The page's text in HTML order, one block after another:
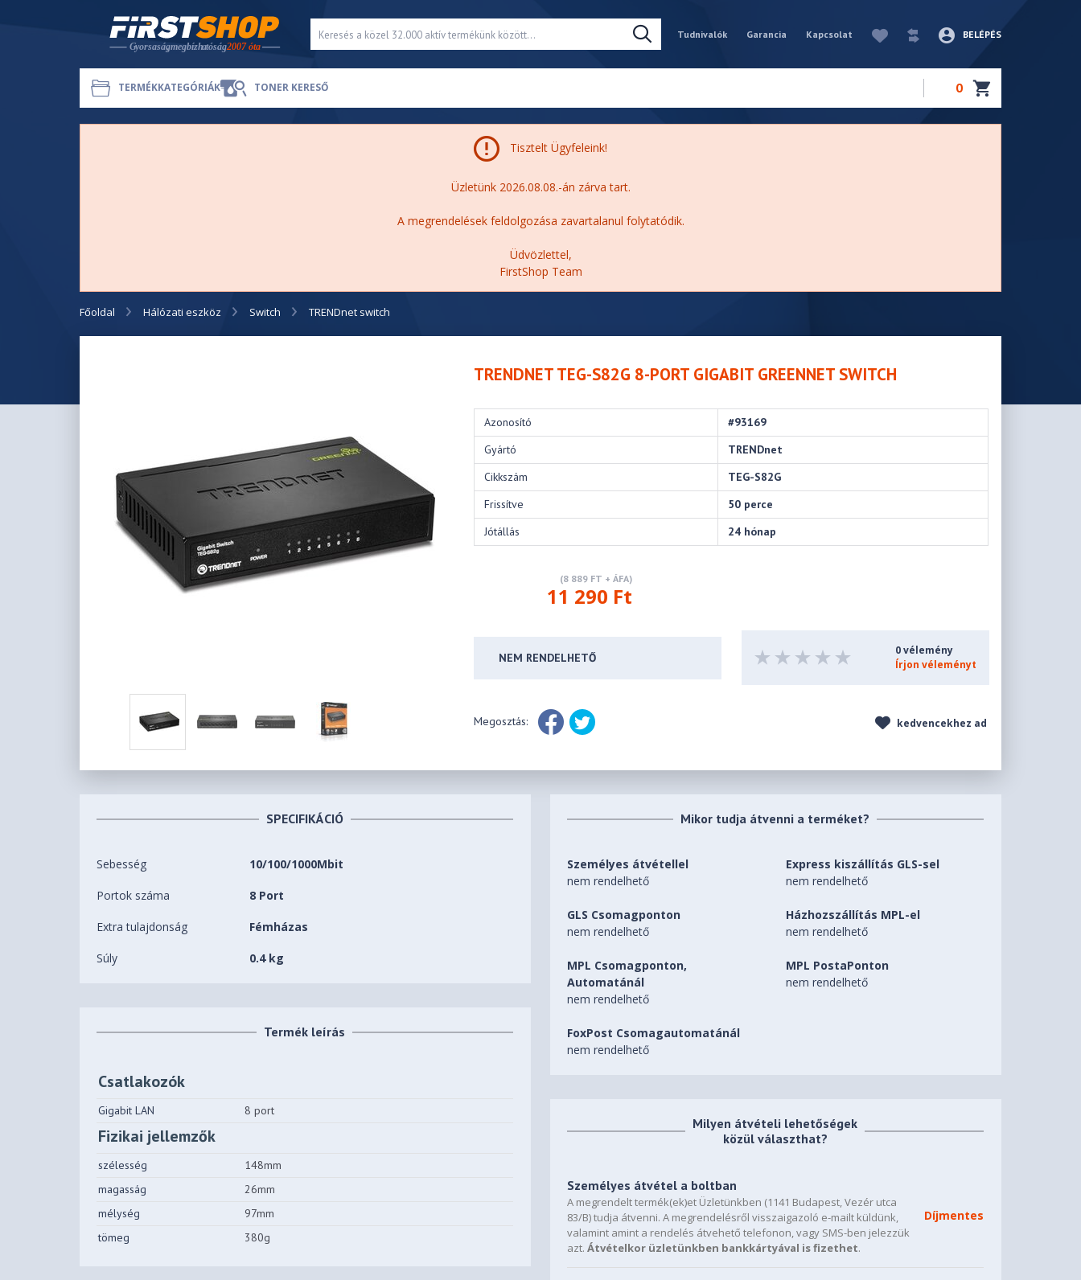
Tudnivalók Garancia Kapcsolat BELÉPÉS
TERMÉKKATEGÓRIÁK TONER KERESŐ 0
Tisztelt Ügyfeleink!
Üzletünk 2026.08.08.-án zárva tart.
A megrendelések feldolgozása zavartalanul folytatódik.
Üdvözlettel,
FirstShop Team
Főoldal Hálózati eszköz Switch TRENDnet switch
TRENDNET TEG-S82G 8-PORT GIGABIT GREENNET SWITCH
Azonosító
#93169
Gyártó
TRENDnet
Cikkszám
TEG-S82G
Frissítve
50 perce
Jótállás
24 hónap
(8 889 FT + ÁFA)
11 290 Ft
NEM RENDELHETŐ
0 vélemény
Írjon véleményt
Megosztás: kedvencekhez ad
SPECIFIKÁCIÓ
Sebesség 10/100/1000Mbit
Portok száma 8 Port
Extra tulajdonság Fémházas
Súly 0.4 kg
Termék leírás
Csatlakozók
Gigabit LAN 8 port
Fizikai jellemzők
szélesség
148mm
magasság
26mm
mélység
97mm
tömeg
380g
Mikor tudja átvenni a terméket?
Személyes átvétellel
nem rendelhető
Express kiszállítás GLS-sel
nem rendelhető
GLS Csomagponton
nem rendelhető
Házhozszállítás MPL-el
nem rendelhető
MPL Csomagponton,
Automatánál
nem rendelhető
MPL PostaPonton
nem rendelhető
FoxPost Csomagautomatánál
nem rendelhető
Milyen átvételi lehetőségek
közül választhat?
Személyes átvétel a boltban
A megrendelt termék(ek)et Üzletünkben (1141 Budapest, Vezér utca
83/B) tudja átvenni. A megrendelésről visszaigazoló e-mailt küldünk,
valamint amint a rendelés átvehető telefonon, vagy SMS-ben jelezzük
azt.Átvételkor üzletünkben bankkártyával is fizethet.
Díjmentes